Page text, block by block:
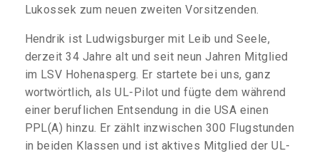
Lukossek zum neuen zweiten Vorsitzenden.
Hendrik ist Ludwigsburger mit Leib und Seele,
derzeit 34 Jahre alt und seit neun Jahren Mitglied
im LSV Hohenasperg. Er startete bei uns, ganz
wortwörtlich, als UL-Pilot und fügte dem während
einer beruflichen Entsendung in die USA einen
PPL(A) hinzu. Er zählt inzwischen 300 Flugstunden
in beiden Klassen und ist aktives Mitglied der UL-